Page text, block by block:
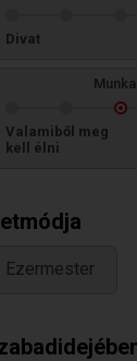
Divat
Munka
Valamiből meg
kell élni
Ezermester